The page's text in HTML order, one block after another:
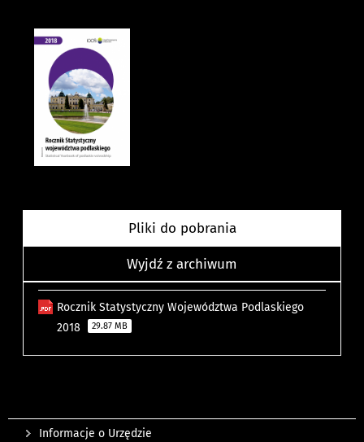
Pliki do pobrania
Wyjdź z archiwum
Rocznik Statystyczny Województwa Podlaskiego
2018
29.87 MB
Informacje o Urzędzie